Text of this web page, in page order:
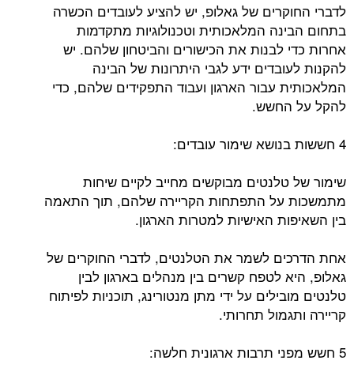
לדברי החוקרים של גאלופ, יש להציע לעובדים הכשרה
בתחום הבינה המלאכותית וטכנולוגיות מתקדמות
אחרות כדי לבנות את הכישורים והביטחון שלהם. יש
להקנות לעובדים ידע לגבי היתרונות של הבינה
המלאכותית עבור הארגון ועבוד התפקידים שלהם, כדי
להקל על החשש.
4 חששות בנושא שימור עובדים:
שימור של טלנטים מבוקשים מחייב לקיים שיחות
מתמשכות על התפתחות הקריירה שלהם, תוך התאמה
בין השאיפות האישיות למטרות הארגון.
אחת הדרכים לשמר את הטלנטים, לדברי החוקרים של
גאלופ, היא לטפח קשרים בין מנהלים בארגון לבין
טלנטים מובילים על ידי מתן מנטורינג, תוכניות לפיתוח
קריירה ותגמול תחרותי.
5 חשש מפני תרבות ארגונית חלשה: